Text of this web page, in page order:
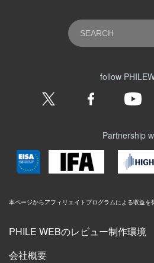
follow
Partnership
本ページからアフィリエイトプログラムによる収益を
PHILE WEBのレビュー制作環境
会社概要